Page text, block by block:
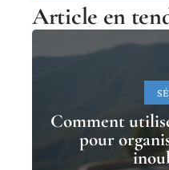
Article en
Comment
pour